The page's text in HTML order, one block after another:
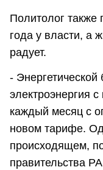
Политолог также
года у власти, а
радует.
- Энергетической
электроэнергия
каждый месяц с
новом тарифе.
происходящем,
правительства